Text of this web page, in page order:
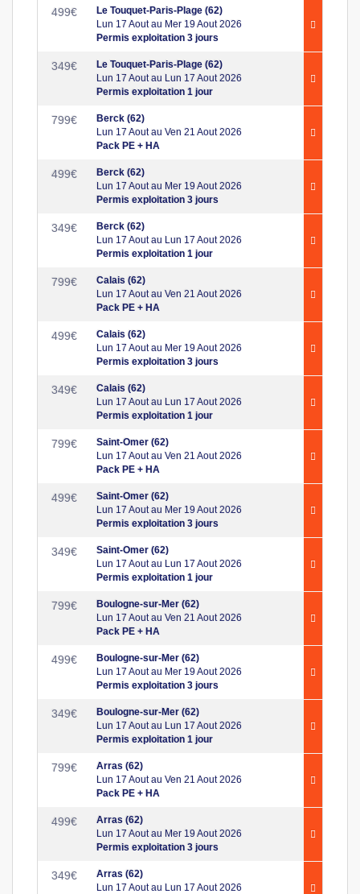
499€
Le Touquet-Paris-Plage (62)
Lun 17 Aout au Mer 19 Aout 2026
Permis exploitation 3 jours
349€
Le Touquet-Paris-Plage (62)
Lun 17 Aout au Lun 17 Aout 2026
Permis exploitation 1 jour
799€
Berck (62)
Lun 17 Aout au Ven 21 Aout 2026
Pack PE + HA
499€
Berck (62)
Lun 17 Aout au Mer 19 Aout 2026
Permis exploitation 3 jours
349€
Berck (62)
Lun 17 Aout au Lun 17 Aout 2026
Permis exploitation 1 jour
799€
Calais (62)
Lun 17 Aout au Ven 21 Aout 2026
Pack PE + HA
499€
Calais (62)
Lun 17 Aout au Mer 19 Aout 2026
Permis exploitation 3 jours
349€
Calais (62)
Lun 17 Aout au Lun 17 Aout 2026
Permis exploitation 1 jour
799€
Saint-Omer (62)
Lun 17 Aout au Ven 21 Aout 2026
Pack PE + HA
499€
Saint-Omer (62)
Lun 17 Aout au Mer 19 Aout 2026
Permis exploitation 3 jours
349€
Saint-Omer (62)
Lun 17 Aout au Lun 17 Aout 2026
Permis exploitation 1 jour
799€
Boulogne-sur-Mer (62)
Lun 17 Aout au Ven 21 Aout 2026
Pack PE + HA
499€
Boulogne-sur-Mer (62)
Lun 17 Aout au Mer 19 Aout 2026
Permis exploitation 3 jours
349€
Boulogne-sur-Mer (62)
Lun 17 Aout au Lun 17 Aout 2026
Permis exploitation 1 jour
799€
Arras (62)
Lun 17 Aout au Ven 21 Aout 2026
Pack PE + HA
499€
Arras (62)
Lun 17 Aout au Mer 19 Aout 2026
Permis exploitation 3 jours
349€
Arras (62)
Lun 17 Aout au Lun 17 Aout 2026